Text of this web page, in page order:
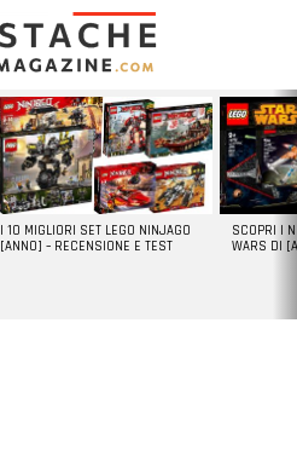
I 10 MIGLIORI SET LEGO NINJAGO
[ANNO] – RECENSIONE E TEST
SCOPRI I
WARS DI